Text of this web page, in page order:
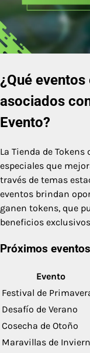
¿Qué
asociados
Evento?
La Tienda de
especiales que
través de temas
eventos brindan
ganen tokens, que
beneficios
Próximos
Evento
Festival de
Desafío de Verano
Cosecha de Otoño
Maravillas de